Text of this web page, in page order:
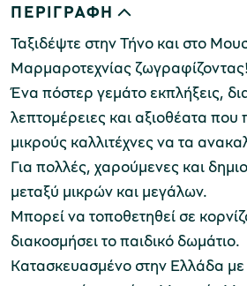
ΠΕΡΙΓΡΑΦΗ
Ταξιδέψτε στην Τήνο και στο
Μαρμαροτεχνίας ζωγραφίζοντας!
Ένα πόστερ γεμάτο εκπλήξεις,
λεπτομέρειες και αξιοθέατα που
μικρούς καλλιτέχνες να τα
Για πολλές, χαρούμενες και
μεταξύ μικρών και μεγάλων.
Μπορεί να τοποθετηθεί σε
διακοσμήσει το παιδικό δωμάτιο.
Κατασκευασμένο στην Ελλάδα με